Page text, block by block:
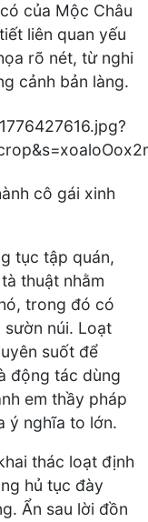
của Mộc Châu
liên quan yếu
rõ nét, từ nghi
cảnh bản làng.
cô gái xinh
tục tập quán,
thuật nhằm
trong đó có
núi. Loạt
suốt để
động tác dùng
em thầy pháp
ý nghĩa to lớn.
thác loạt định
hủ tục đày
Ẩn sau lời đồn